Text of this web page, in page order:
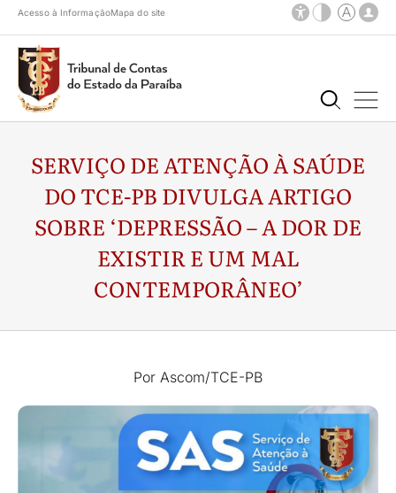
Acesso à InformaçãoMapa do site
SERVIÇO DE ATENÇÃO À SAÚDE
DO TCE-PB DIVULGA ARTIGO
SOBRE ‘DEPRESSÃO – A DOR DE
EXISTIR E UM MAL
CONTEMPORÂNEO’
Por Ascom/TCE-PB